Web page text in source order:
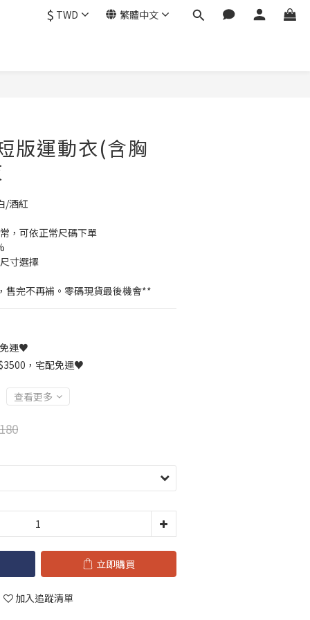
$ TWD 繁體中文
版運動衣(含胸
/酒紅
，可依正常尺碼下單
寸選擇
售完不再補。零碼現貨最後機會**
運♥
，宅配免運♥
查看更多
立即購買
加入追蹤清單